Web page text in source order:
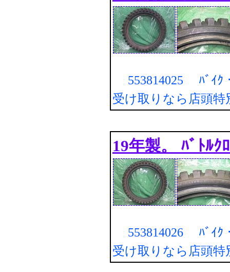
553814025 ﾊﾞｲｸ
受け取りなら店頭特
19年製。 ﾊﾞﾄﾙ
553814026 ﾊﾞｲｸ
受け取りなら店頭特